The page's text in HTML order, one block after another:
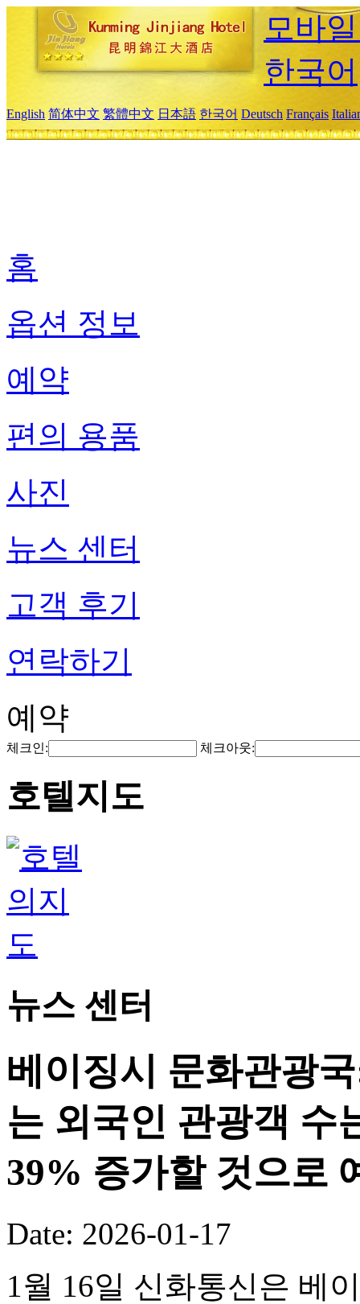
모바
한국어
English 简体中文 繁體中文 日本語 한국어 Deutsch Français
홈
옵션 정보
예약
편의 용품
사진
뉴스 센터
고객 후기
연락하기
예약
체크인: 체크아웃:
호텔지도
뉴스 센터
베이징시 문화관광
는 외국인 관광객 수
39% 증가할 것으로
Date: 2026-01-17
1월 16일 신화통신은 베